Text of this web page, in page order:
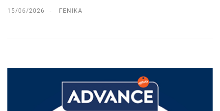
15/06/2026 ΓΕΝΙΚΆ